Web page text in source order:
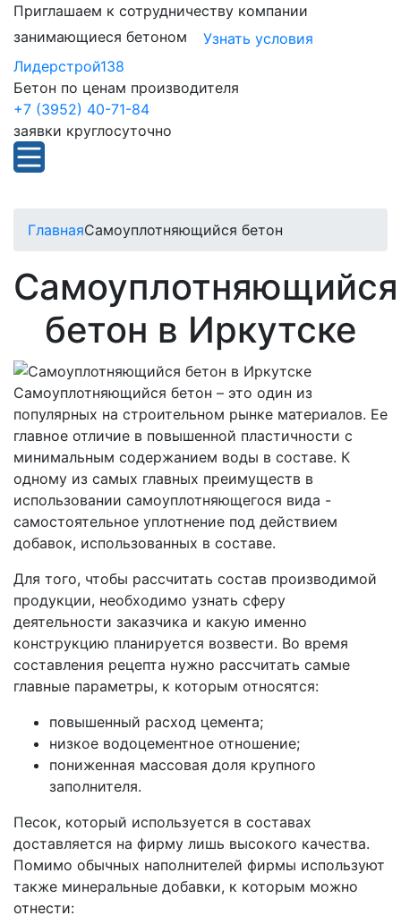
Приглашаем к сотрудничеству компании
занимающиеся бетоном
Узнать условия
Лидерстрой138
Бетон по ценам производителя
+7 (3952) 40-71-84
заявки круглосуточно
ГлавнаяСамоуплотняющийся бетон
Самоуплотняющийся
бетон в Иркутске
Самоуплотняющийся бетон – это один из
популярных на строительном рынке материалов. Ее
главное отличие в повышенной пластичности с
минимальным содержанием воды в составе. К
одному из самых главных преимуществ в
использовании самоуплотняющегося вида -
самостоятельное уплотнение под действием
добавок, использованных в составе.
Для того, чтобы рассчитать состав производимой
продукции, необходимо узнать сферу
деятельности заказчика и какую именно
конструкцию планируется возвести. Во время
составления рецепта нужно рассчитать самые
главные параметры, к которым относятся:
повышенный расход цемента;
низкое водоцементное отношение;
пониженная массовая доля крупного
заполнителя.
Песок, который используется в составах
доставляется на фирму лишь высокого качества.
Помимо обычных наполнителей фирмы используют
также минеральные добавки, к которым можно
отнести: